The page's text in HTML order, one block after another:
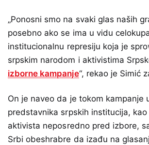
„Ponosni smo na svaki glas naših
posebno ako se ima u vidu
institucionalnu represiju koja je
srpskim narodom i aktivistima
izborne kampanje“, rekao je Simić
On je naveo da je tokom kampanje
predstavnika srpskih institucija,
aktivista neposredno pred izbore,
Srbi obeshrabre da izađu na